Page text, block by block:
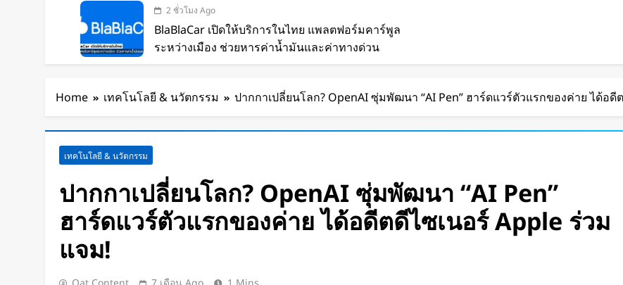
2 ชั่วโมง Ago
BlaBlaCar เปิดให้บริการในไทย แพลตฟอร์มคาร์พูล
ระหว่างเมือง ช่วยหารค่าน้ำมันและค่าทางด่วน
กำไรพุ่ง SK Hynix ทำสถิติสูงสุด กวาดรายได้มากขึ้น 6
เท่า
6 ชั่วโมง Ago
ทีมนักศึกษาจากเนเธอร์แลนด์เปิดตัว Stella Juva รถ
พยาบาลพลังงานแสงอาทิตย์คันแรกของโลก วิ่งไกล
กว่า 700 กม.
Home เทคโนโลยี & นวัตกรรม ปากกาเปลี่ยนโลก? OpenAI ซุ่มพัฒนา “AI Pen” ฮาร์ดแวร์ตัวแรกของค่าย ได้อดี
เทคโนโลยี & นวัตกรรม
ปากกาเปลี่ยนโลก? OpenAI ซุ่มพัฒนา “AI Pen”
ฮาร์ดแวร์ตัวแรกของค่าย ได้อดีตดีไซเนอร์ Apple ร่วม
แจม!
Oat Content 7 เดือน Ago 1 Mins